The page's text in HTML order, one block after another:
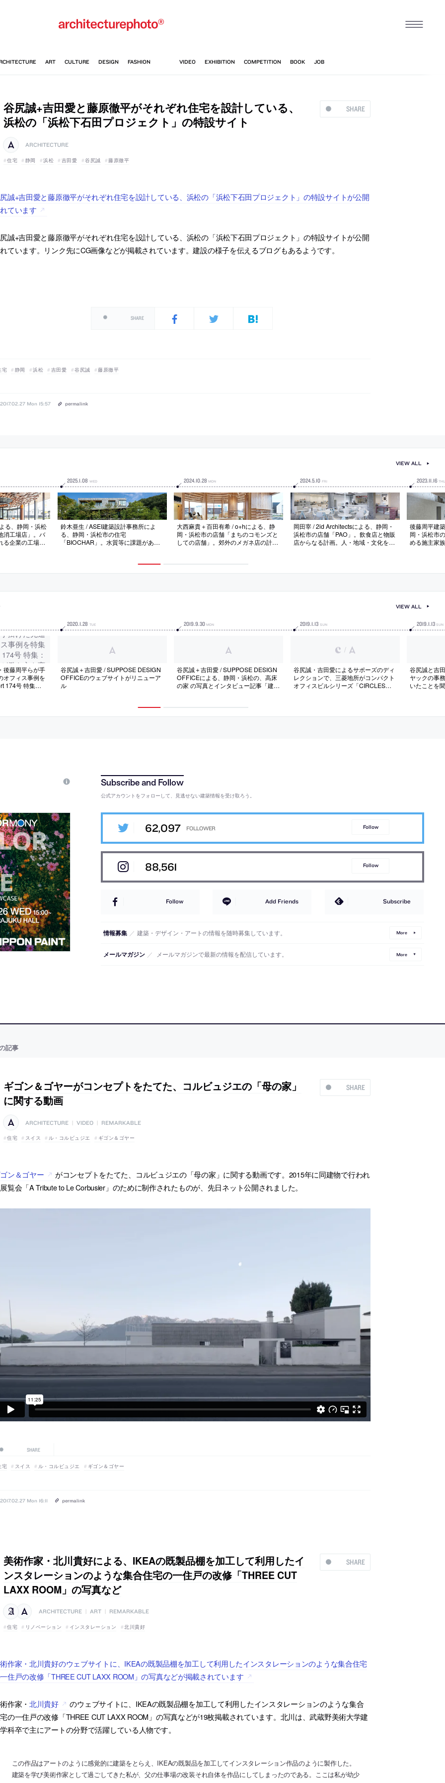
SHARE
谷尻誠+吉田愛と藤原徹平がそれぞれ住宅を設計している、
浜松の「浜松下石田プロジェクト」の特設サイト
ARCHITECTURE
住宅 静岡 浜松 吉田愛 谷尻誠 藤原徹平
誠+吉田愛と藤原徹平がそれぞれ住宅を設計している、浜松の「浜松下石田プロジェクト」の特設サイトが公開
ています
誠+吉田愛と藤原徹平がそれぞれ住宅を設計している、浜松の「浜松下石田プロジェクト」の特設サイトが公開
ています。リンク先にCG画像などが掲載されています。建設の様子を伝えるブログもあるようです。
SHARE
宅 静岡 浜松 吉田愛 谷尻誠 藤原徹平
2017.02.27 Mon 15:57 permalink
る、静岡・浜松
消工場店」。バ
る企業の工場直
表商品を想起さ
2025.1.08 WED
鈴木亜生 / ASEI建築設計事務所によ
る、静岡・浜松市の住宅
「BIOCHAR」。水質等に課題がある
る“リジェネラティブ”な設計を志向。
地域の廃材から“水質浄化機能”をも
に使う
2024.10.28 MON
大西麻貴＋百田有希 / o+hによる、静
岡・浜松市の店舗「まちのコモンズと
しての店舗」。郊外のメガネ店の計
置して売場だけではない“性格の異な
る居場所”を備えた建築を考案。地域
間”とする
2024.5.10 FRI
岡田宰 / 2id Architectsによる、静岡・
浜松市の店舗「PAO」。飲食店と物販
店からなる計画。人・地域・文化を包
は街の“レトロさ”と呼応する“タイ
2023.11.16
後藤周平建
岡・浜松市
める施主家
窓に見立て
VIEW ALL
後藤周平らが手
オフィス事例を
174号 特集：
2020.1.28 TUE
谷尻誠＋吉田愛 / SUPPOSE DESIGN
OFFICEのウェブサイトがリニューア
ル
2019.9.30 MON
谷尻誠＋吉田愛 / SUPPOSE DESIGN
OFFICEによる、静岡・浜松の、高床
の家 の写真とインタビュー記事「建売
2019.1.13 SUN
/
谷尻誠・吉田愛によるサポーズのディ
レクションで、三菱地所がコンパクト
オフィスビルシリーズ「CIRCLES」
2019.1.13 SUN
谷尻誠と吉
ヤックの事
いたことを
VIEW ALL
公式アカウントをフォローして、見逃せない建築情報を受け取ろう。
62,097 Follow
88,561 Follow
Follow Add Friends Subscribe
情報募集 ／ 建築・デザイン・アートの情報を随時募集しています。 More
メールマガジン ／ メールマガジンで最新の情報を配信しています。 More
記事
SHARE
ギゴン＆ゴヤーがコンセプトをたてた、コルビュジエの「母の家」
に関する動画
ARCHITECTURE | VIDEO | REMARKABLE
住宅 スイス ル・コルビュジエ ギゴン＆ゴヤー
ン＆ゴヤー
がコンセプトをたてた、コルビュジエの「母の家」に関する動画です。2015年に同建物で行われ
覧会「A Tribute to Le Corbusier」のために制作されたものが、先日ネット公開されました。
SHARE
宅 スイス ル・コルビュジエ ギゴン＆ゴヤー
2017.02.27 Mon 16:11 permalink
SHARE
美術作家・北川貴好による、IKEAの既製品棚を加工して利用したイ
ンスタレーションのような集合住宅の一住戸の改修「THREE CUT
LAXX ROOM」の写真など
ARCHITECTURE ART REMARKABLE
住宅 リノベーション インスタレーション 北川貴好
作家・北川貴好のウェブサイトに、IKEAの既製品棚を加工して利用したインスタレーションのような集合住宅
住戸の改修「THREE CUT LAXX ROOM」の写真などが掲載されています
作家・北川貴好
のウェブサイトに、IKEAの既製品棚を加工して利用したインスタレーションのような集合
の一住戸の改修「THREE CUT LAXX ROOM」の写真などが19枚掲載されています。北川は、武蔵野美術大学建
科卒で主にアートの分野で活躍している人物です。
この作品はアートのように感覚的に建築をとらえ、IKEAの既製品を加工してインスタレーション作品のように製作した。
建築を学び美術作家として過ごしてきた私が、父の仕事場の改装それ自体を作品にしてしまったのである。ここは私が幼少